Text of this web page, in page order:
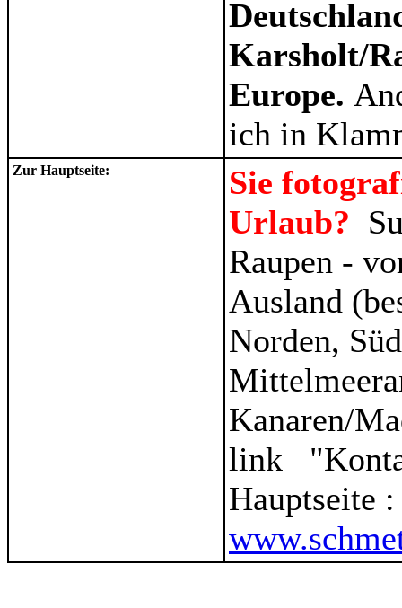
Karsholt/
Europe.
ich in
Zur Hauptseite:
Sie
Urlaub?
Raupen -
Ausland
Norden,
Kanaren/
link
Hauptseite